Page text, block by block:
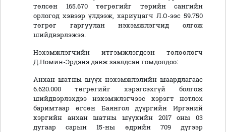
төлсөн 165.670 төгрөгийг төрийн сангийн
орлогод хэвээр үлдээж, хариуцагч Л.О-ээс 59.750
төгрөг гаргуулан нэхэмжлэгчид олгож
шийдвэрлэжээ.
Нэхэмжлэгчийн итгэмжлэгдсэн төлөөлөгч
Д.Номин-Эрдэнэ давж заалдсан гомдолдоо:
Анхан шатны шүүх нэхэмжлэлийн шаардлагаас
6.620.000 төгрөгийг хэрэгсэхгүй болгож
шийдвэрлэхдээ нэхэмжлэгчээс хэрэгт нотлох
баримтаар өгсөн Баянгол дүүргийн Иргэний
хэргийн анхан шатны шүүхийн 2017 оны 03
дугаар сарын 15-ны өдрийн 709 дүгээр